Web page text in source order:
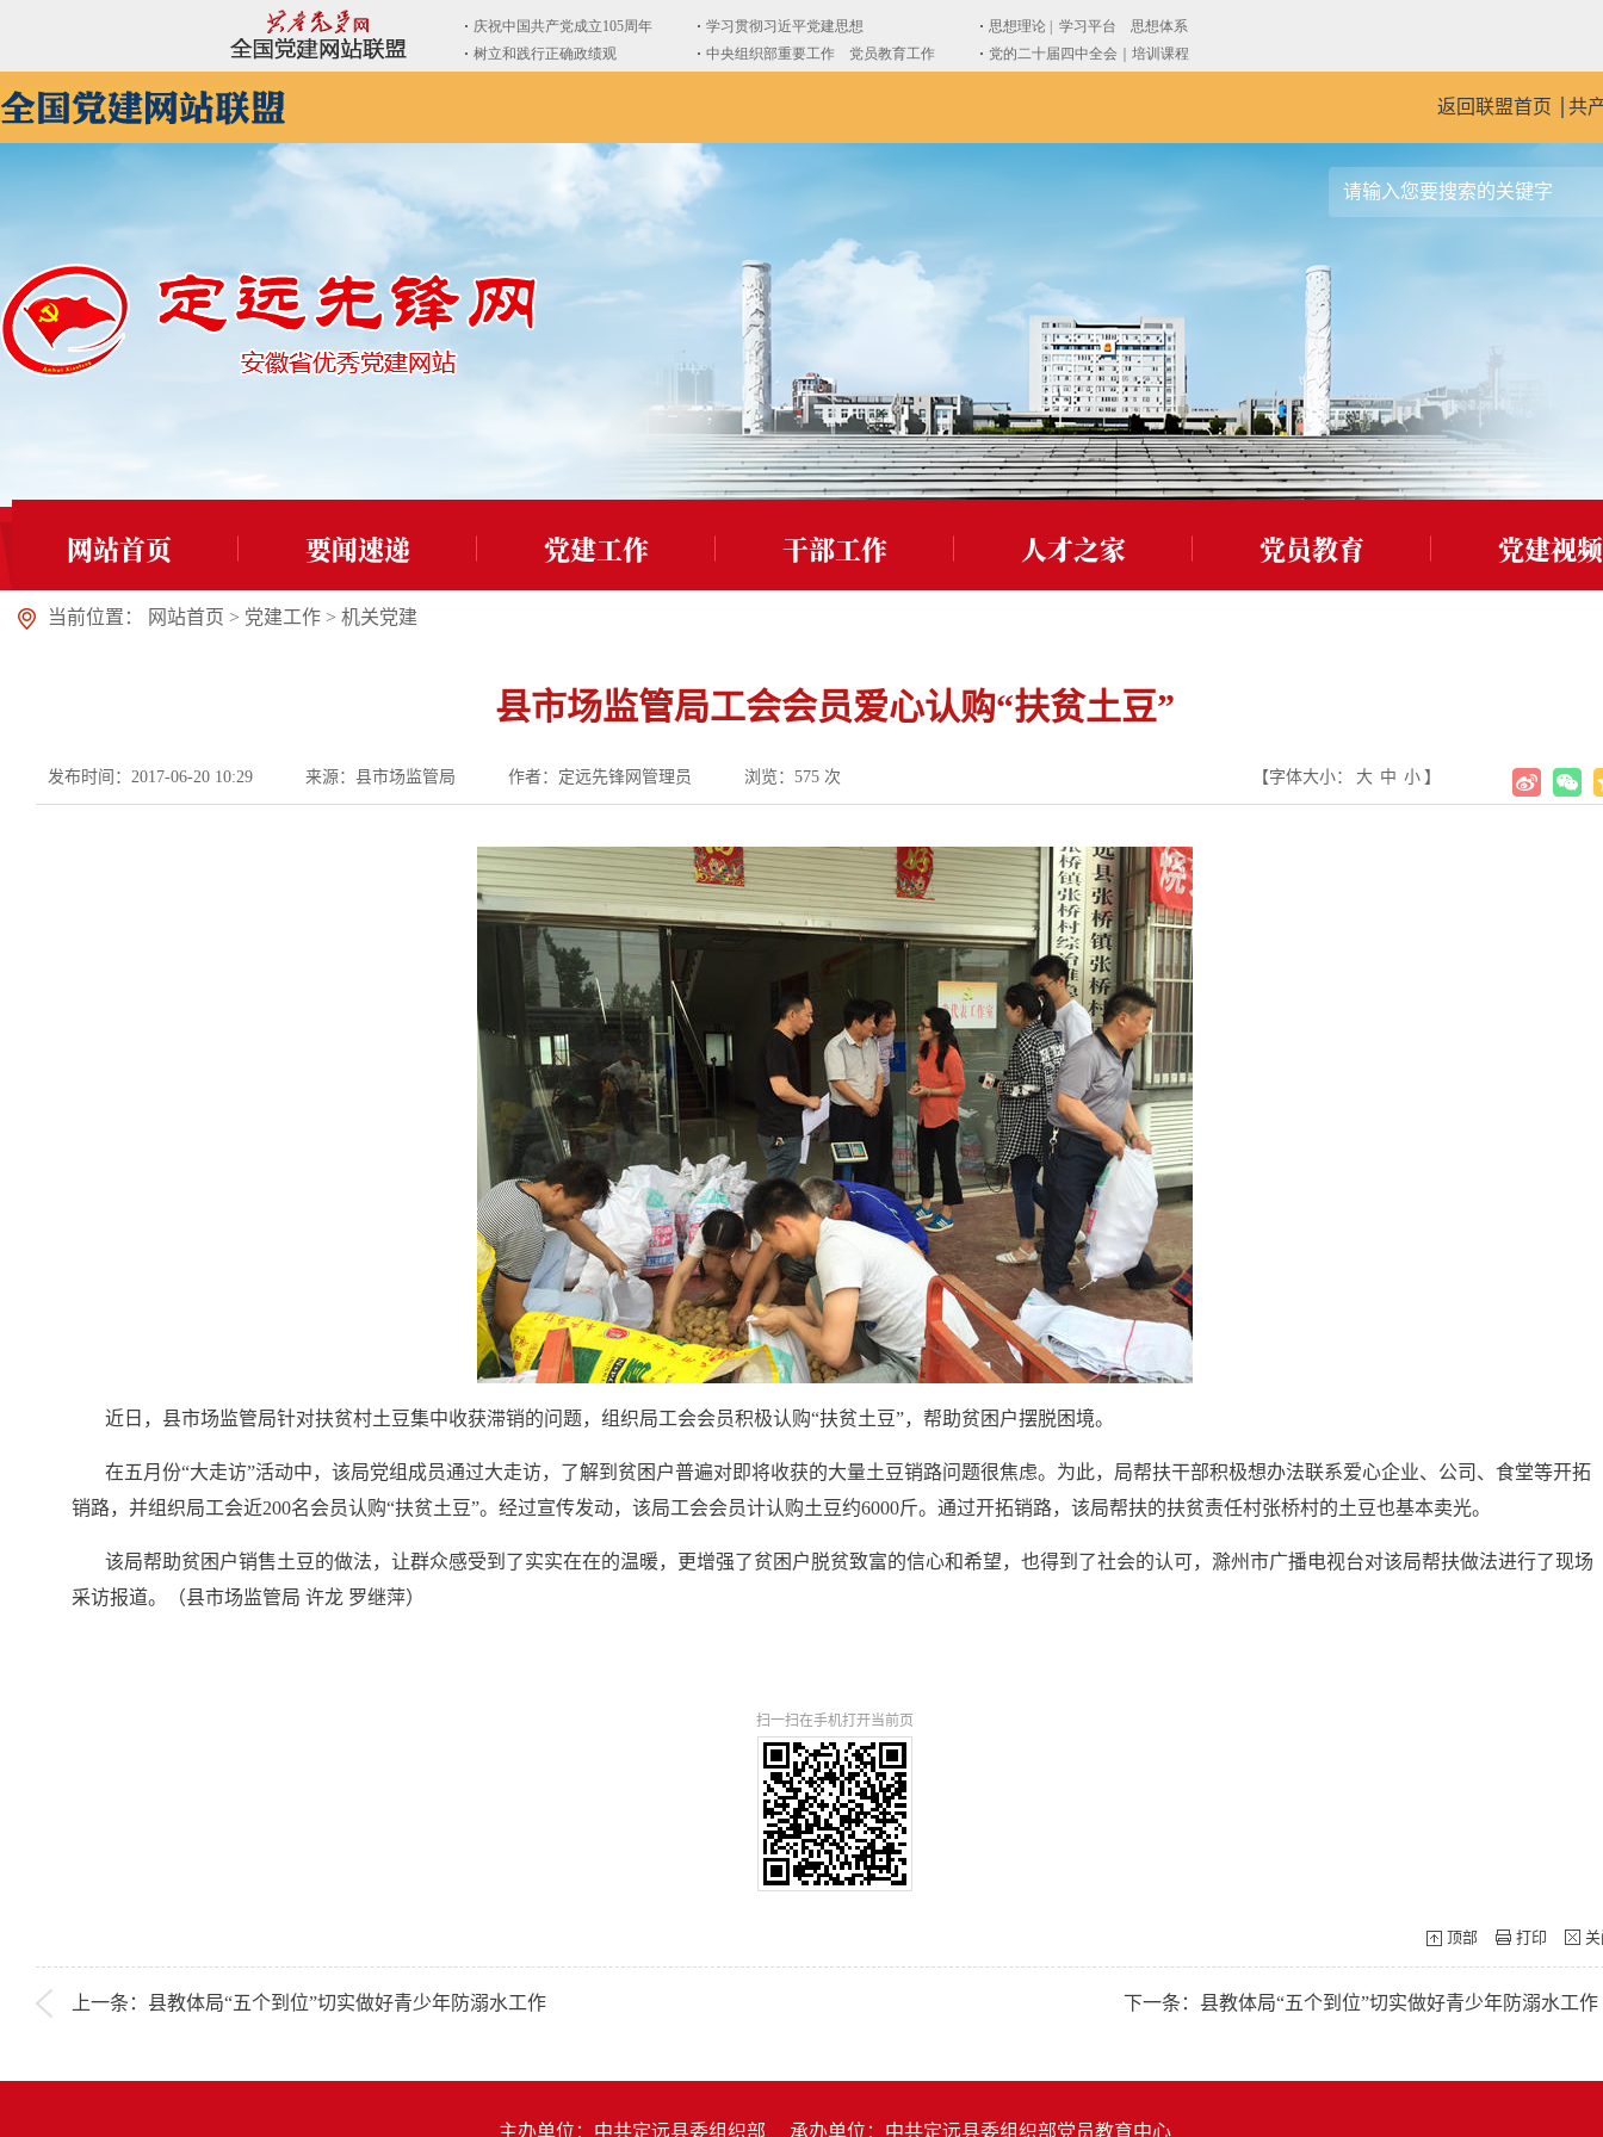
返回联盟首页 共
网站首页 要闻速递 党建工作 干部工作 人才之家 党员教育 党建视频
当前位置： 网站首页 > 党建工作 > 机关党建
县市场监管局工会会员爱心认购“扶贫土豆”
发布时间：2017-06-20 10:29 来源：县市场监管局 作者：定远先锋网管理员 浏览： 575 次 【字体大小： 大 中 小 】
近日，县市场监管局针对扶贫村土豆集中收获滞销的问题，组织局工会会员积极认购“扶贫土豆”，帮助贫困户摆脱困境。
在五月份“大走访”活动中，该局党组成员通过大走访，了解到贫困户普遍对即将收获的大量土豆销路问题很焦虑。为此，局帮扶干部积极想办法联系爱心企业、公司、食堂等开拓
销路，并组织局工会近200名会员认购“扶贫土豆”。经过宣传发动，该局工会会员计认购土豆约6000斤。通过开拓销路，该局帮扶的扶贫责任村张桥村的土豆也基本卖光。
该局帮助贫困户销售土豆的做法，让群众感受到了实实在在的温暖，更增强了贫困户脱贫致富的信心和希望，也得到了社会的认可，滁州市广播电视台对该局帮扶做法进行了现场
采访报道。（县市场监管局 许龙 罗继萍）
扫一扫在手机打开当前页
顶部 打印
上一条：县教体局“五个到位”切实做好青少年防溺水工作 下一条：县教体局“五个到位”切实做好青少年防溺水工作
主办单位：中共定远县委组织部 承办单位：中共定远县委组织部党员教育中心